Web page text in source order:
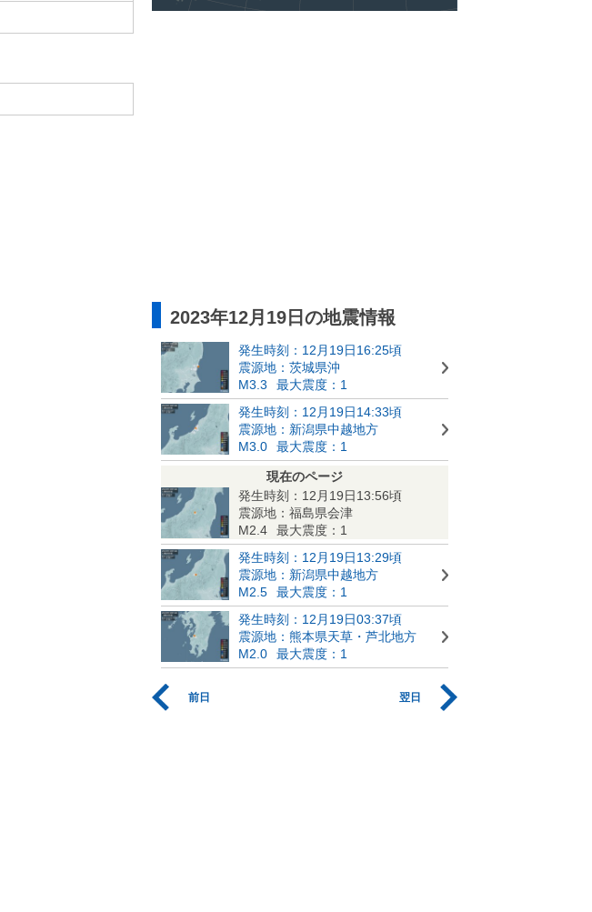
2023年12月19日の地震情報
発生時刻：12月19日16:25頃
震源地：茨城県沖
M3.3
最大震度：1
発生時刻：12月19日14:33頃
震源地：新潟県中越地方
M3.0
最大震度：1
現在のページ
発生時刻：12月19日13:56頃
震源地：福島県会津
M2.4
最大震度：1
発生時刻：12月19日13:29頃
震源地：新潟県中越地方
M2.5
最大震度：1
発生時刻：12月19日03:37頃
震源地：熊本県天草・芦北地方
M2.0
最大震度：1
前日 翌日